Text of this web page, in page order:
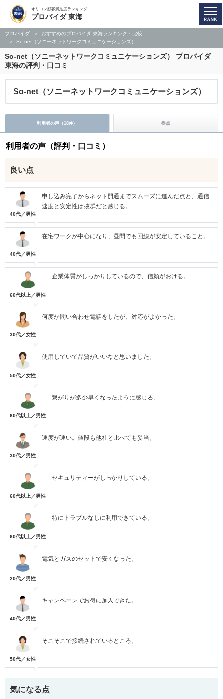
オリコン顧客満足度ランキング
プロバイダ 東海
プロバイダ
おすすめのプロバイダ 東海ランキング・比較
So-net（ソニーネットワークコミュニケーションズ）
So-net（ソニーネットワークコミュニケーションズ）
プロバイダ
東海の評判・口コミ
So-net（ソニーネットワークコミュニケーションズ）
利用者の声（18件） 得点
利用者の声（評判・口コミ）
良い点
40代／男性
申し込み完了からネット開通までスムーズに進んだ点と、通信
速度と安定性は抜群だと感じる。
40代／男性
在宅ワークが中心になり、昼間でも回線が安定していること。
60代以上／男性
企業体質がしっかりしているので、信頼がおける。
30代／女性
何度か問い合わせ電話をしたが、対応がよかった。
50代／女性
使用していて品質がいいなと思いました。
60代以上／男性
繋がりが多少早くなったように感じる。
30代／男性
速度が速い。値段も他社と比べても妥当。
60代以上／男性
セキュリティーがしっかりしている。
60代以上／男性
特にトラブルなしに利用できている。
20代／男性
電気とガスのセットで安くなった。
40代／男性
キャンペーンでお得に加入できた。
50代／女性
そこそこで接続されているところ。
気になる点